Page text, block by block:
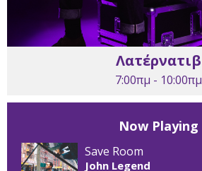
Λατέρνατιβ
7:00πμ - 10:00πμ
Now Playing
Save Room
John Legend